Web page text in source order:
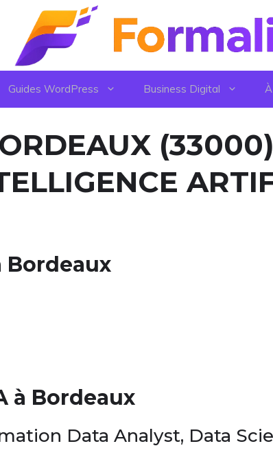
Guides WordPress Business Digital
Bordeaux
à Bordeaux
Data Analyst, Data